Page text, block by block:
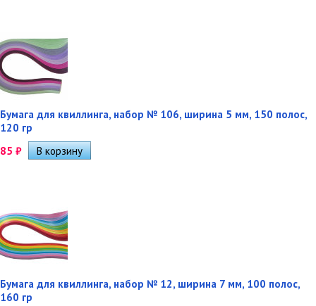
Бумага для квиллинга, набор № 106, ширина 5 мм, 150 полос,
120 гр
85 ₽
Бумага для квиллинга, набор № 12, ширина 7 мм, 100 полос,
160 гр